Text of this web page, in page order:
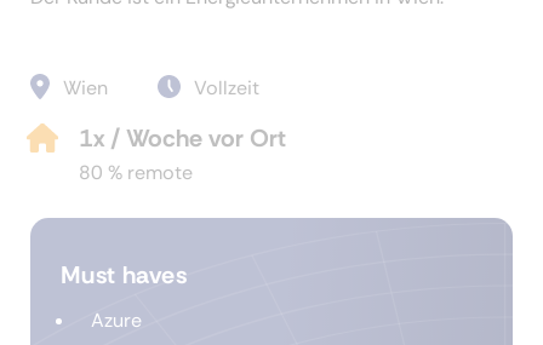
Wien Vollzeit
1x / Woche vor Ort
80 % remote
Must haves
Azure